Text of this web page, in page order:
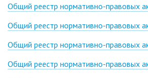
Общий реестр нормативно-правовых
Общий реестр нормативно-правовых
Общий реестр нормативно-правовых
Общий реестр нормативно-правовых